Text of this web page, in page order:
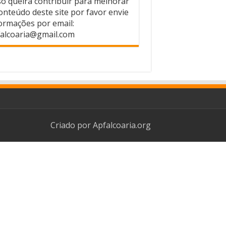
deste site por favor envie
por email:
Criado porApfalcoaria.org